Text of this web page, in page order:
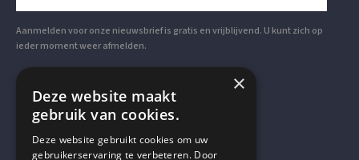
Aanmelden voor onze nieuwsbrief is gratis en vrijblijvend. U kunt zich op
ieder moment weer afmelden.
×
Deze website maakt
gebruik van cookies.
Deze website gebruikt cookies om uw
gebruikerservaring te verbeteren. Door